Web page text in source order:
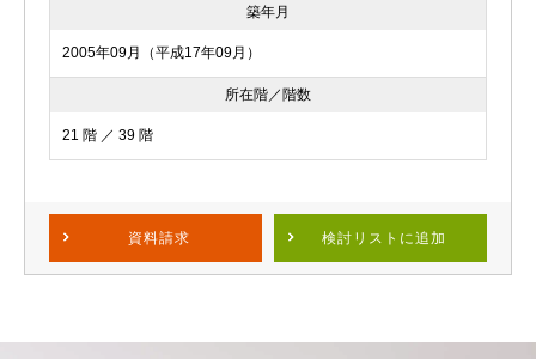
築年月
2005年09月（平成17年09月）
所在階／階数
21 階 ／ 39 階
資料請求 検討リスト に追加